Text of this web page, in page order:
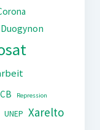
Duogynon
Repression
UNEP Xarelto